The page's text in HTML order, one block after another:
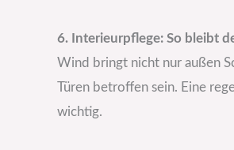
6. Interieurpflege: So bleibt
Wind bringt nicht nur außen
Türen betroffen sein. Eine
wichtig.